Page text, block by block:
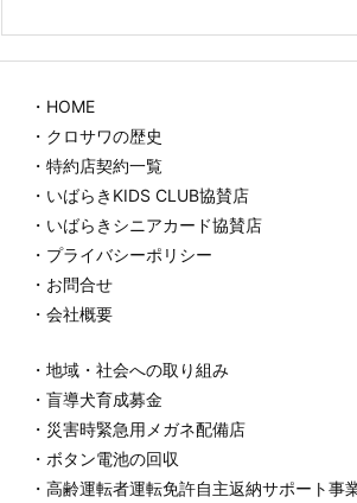
・HOME
・クロサワの歴史
・特約店契約一覧
・いばらきKIDS CLUB協賛店
・いばらきシニアカード協賛店
・プライバシーポリシー
・お問合せ
・会社概要
・地域・社会への取り組み
・盲導犬育成募金
・災害時緊急用メガネ配備店
・ボタン電池の回収
・高齢運転者運転免許自主返納サポート事